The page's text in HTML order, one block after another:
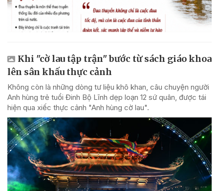
Khi "cờ lau tập trận" bước từ sách giáo khoa
lên sân khấu thực cảnh
Không còn là những dòng tư liệu khô khan, câu chuyện người
Anh hùng trẻ tuổi Đinh Bộ Lĩnh dẹp loạn 12 sứ quân, được tái
hiện qua xiếc thực cảnh "Anh hùng cờ lau".